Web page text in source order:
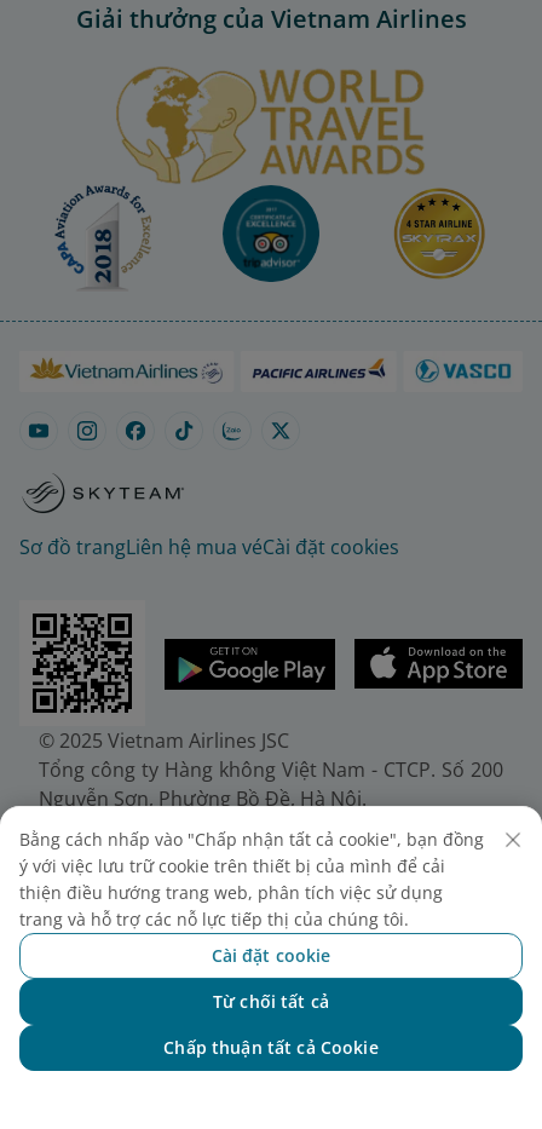
Giải thưởng của Vietnam Airlines
Sơ đồ trangLiên hệ mua véCài đặt cookies
© 2025 Vietnam Airlines JSC
Tổng công ty Hàng không Việt Nam - CTCP. Số 200
Nguyễn Sơn, Phường Bồ Đề, Hà Nội.
Điện thoại: (+84-24) 38272289. Fax: (+84-24)
38722375
Giấy chứng nhận đăng ký doanh nghiệp, mã số
doanh nghiệp 0100107518, đăng ký lần đầu ngày
30/6/2010, đăng ký thay đổi lần thứ 10 ngày
24/7/2025, cấp bởi Sở Tài chính Thành phố Hà Nội.
Bằng cách nhấp vào "Chấp nhận tất cả cookie", bạn đồng
ý với việc lưu trữ cookie trên thiết bị của mình để cải
thiện điều hướng trang web, phân tích việc sử dụng
trang và hỗ trợ các nỗ lực tiếp thị của chúng tôi.
Cài đặt cookie
Từ chối tất cả
Chấp thuận tất cả Cookie